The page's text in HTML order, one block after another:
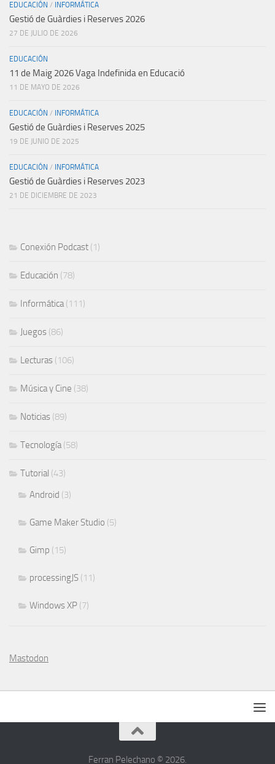
EDUCACIÓN / INFORMÁTICA
Gestió de Guàrdies i Reserves 2026
27 DE JULIO DE 2026
EDUCACIÓN
11 de Maig 2026 Vaga Indefinida en Educació
11 DE MAYO DE 2026
EDUCACIÓN / INFORMÁTICA
Gestió de Guàrdies i Reserves 2025
19 DE JUNIO DE 2025
EDUCACIÓN / INFORMÁTICA
Gestió de Guàrdies i Reserves 2023
21 DE DICIEMBRE DE 2023
Conexión Podcast (1)
Educación (78)
Informática(111)
Juegos (86)
Lecturas (106)
Música y Cine (38)
Noticias (89)
Tecnología(58)
Tutorial (43)
Android (3)
Game Maker Studio (5)
Gimp (15)
processingJS (11)
Windows XP (7)
Mastodon
Ferran Pelechano © 2026.